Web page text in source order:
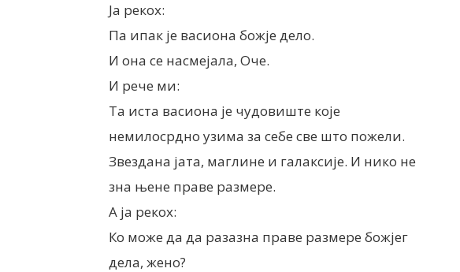
Ја рекох:
Па ипак је васиона божје дело.
И она се насмејала, Оче.
И рече ми:
Та иста васиона је чудовиште које
немилосрдно узима за себе све што пожели.
Звездана јата, маглине и галаксије. И нико не
зна њене праве размере.
А ја рекох:
Ко може да да разазна праве размере божјег
дела, жено?